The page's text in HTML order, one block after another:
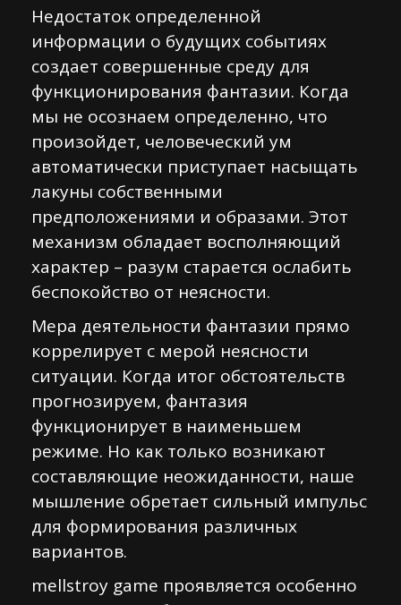
Недостаток определенной
информации о будущих событиях
создает совершенные среду для
функционирования фантазии. Когда
мы не осознаем определенно, что
произойдет, человеческий ум
автоматически приступает насыщать
лакуны собственными
предположениями и образами. Этот
механизм обладает восполняющий
характер – разум старается ослабить
беспокойство от неясности.
Мера деятельности фантазии прямо
коррелирует с мерой неясности
ситуации. Когда итог обстоятельств
прогнозируем, фантазия
функционирует в наименьшем
режиме. Но как только возникают
составляющие неожиданности, наше
мышление обретает сильный импульс
для формирования различных
вариантов.
mellstroy game проявляется особенно